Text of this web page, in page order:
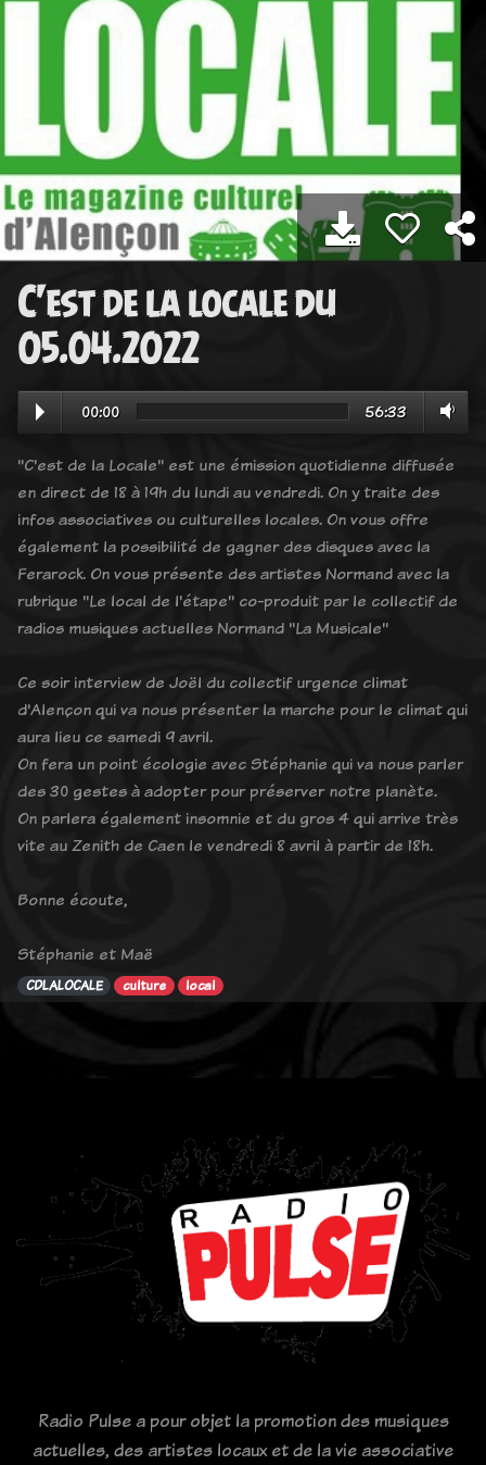
C'est de la locale du
05.04.2022
00:00 56:33
"C'est de la Locale" est une émission quotidienne diffusée
en direct de 18 à 19h du lundi au vendredi. On y traite des
infos associatives ou culturelles locales. On vous offre
également la possibilité de gagner des disques avec la
Ferarock. On vous présente des artistes Normand avec la
rubrique "Le local de l'étape" co-produit par le collectif de
radios musiques actuelles Normand "La Musicale"
Ce soir interview de Joël du collectif urgence climat
d'Alençon qui va nous présenter la marche pour le climat qui
aura lieu ce samedi 9 avril.
On fera un point écologie avec Stéphanie qui va nous parler
des 30 gestes à adopter pour préserver notre planète.
On parlera également insomnie et du gros 4 qui arrive très
vite au Zenith de Caen le vendredi 8 avril à partir de 18h.
Bonne écoute,
Stéphanie et Maë
CDLALOCALE culture local
Radio Pulse a pour objet la promotion des musiques
actuelles, des artistes locaux et de la vie associative